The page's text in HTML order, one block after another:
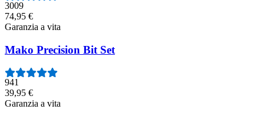
3009
74,95 €
Garanzia a vita
Mako Precision Bit Set
941
39,95 €
Garanzia a vita